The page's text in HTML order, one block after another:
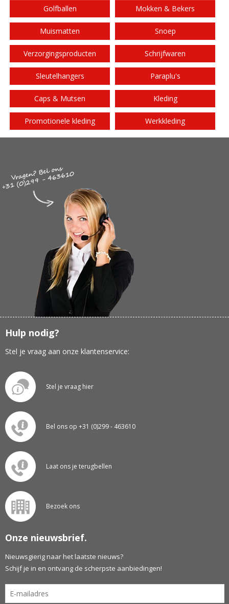
Golfballen Mokken & Bekers
Muismatten Snoep
Verzorgingsproducten Schrijfwaren
Sleutelhangers Paraplu's
Caps & Mutsen Kleding
Promotionele kleding Werkkleding
Hulp nodig?
Stel je vraag aan onze klantenservice:
Stel je vraag hier
Bel ons op +31 (0)299 - 463610
Laat ons je terugbellen
Bezoek ons
Onze nieuwsbrief.
Nieuwsgierig naar het laatste nieuws?
Schijf je in en ontvang de scherpste aanbiedingen!